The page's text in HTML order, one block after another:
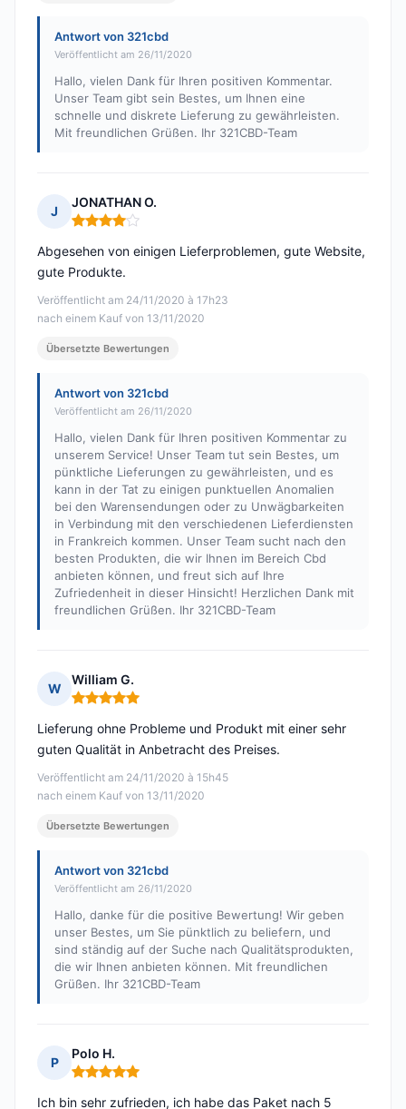
Antwort von 321cbd
Veröffentlicht am 26/11/2020
Hallo, vielen Dank für Ihren positiven Kommentar.
Unser Team gibt sein Bestes, um Ihnen eine
schnelle und diskrete Lieferung zu gewährleisten.
Mit freundlichen Grüßen. Ihr 321CBD-Team
J
JONATHAN O.
Hinweis: 4 von 5
Veröffentlicht am 24/11/2020 à 17h23
nach einem Kauf von 13/11/2020
Abgesehen von einigen Lieferproblemen, gute Website,
gute Produkte.
Übersetzte Bewertungen
Antwort von 321cbd
Veröffentlicht am 26/11/2020
Hallo, vielen Dank für Ihren positiven Kommentar zu
unserem Service! Unser Team tut sein Bestes, um
pünktliche Lieferungen zu gewährleisten, und es
kann in der Tat zu einigen punktuellen Anomalien
bei den Warensendungen oder zu Unwägbarkeiten
in Verbindung mit den verschiedenen Lieferdiensten
in Frankreich kommen. Unser Team sucht nach den
besten Produkten, die wir Ihnen im Bereich Cbd
anbieten können, und freut sich auf Ihre
Zufriedenheit in dieser Hinsicht! Herzlichen Dank mit
freundlichen Grüßen. Ihr 321CBD-Team
W
William G.
Hinweis: 5 von 5
Veröffentlicht am 24/11/2020 à 15h45
nach einem Kauf von 13/11/2020
Lieferung ohne Probleme und Produkt mit einer sehr
guten Qualität in Anbetracht des Preises.
Übersetzte Bewertungen
Antwort von 321cbd
Veröffentlicht am 26/11/2020
Hallo, danke für die positive Bewertung! Wir geben
unser Bestes, um Sie pünktlich zu beliefern, und
sind ständig auf der Suche nach Qualitätsprodukten,
die wir Ihnen anbieten können. Mit freundlichen
Grüßen. Ihr 321CBD-Team
P
Polo H.
Hinweis: 5 von 5
Ich bin sehr zufrieden, ich habe das Paket nach 5